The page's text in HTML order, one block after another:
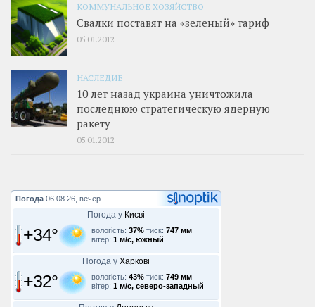
КОММУНАЛЬНОЕ ХОЗЯЙСТВО
Свалки поставят на «зеленый» тариф
05.01.2012
НАСЛЕДИЕ
10 лет назад украина уничтожила
последнюю стратегическую ядерную
ракету
05.01.2012
Погода 06.08.26, вечер
Погода у Києві
+34° вологість: 37% тиск: 747 мм
вітер: 1 м/с, южный
Погода у Харкові
+32° вологість: 43% тиск: 749 мм
вітер: 1 м/с, северо-западный